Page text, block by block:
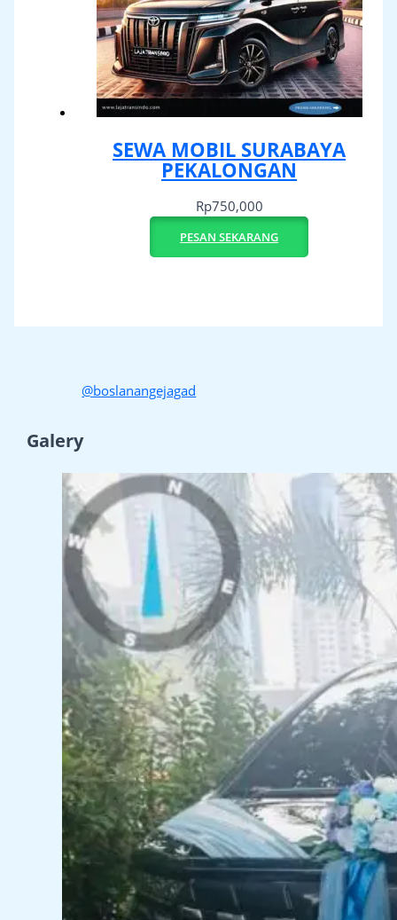
SEWA MOBIL SURABAYA
PEKALONGAN
Rp750,000
PESAN SEKARANG
@boslanangejagad
Galery